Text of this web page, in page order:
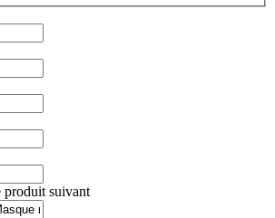
produit suivant